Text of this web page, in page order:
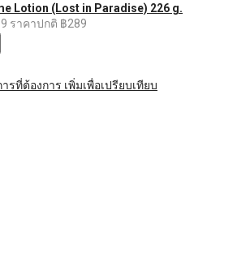
Lotion (Lost in Paradise) 226 g.
ราคาปกติ ฿289
รที่ต้องการ เพิ่มเพื่อเปรียบเทียบ